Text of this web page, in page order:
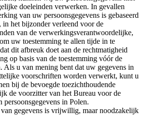
doeleinden verwerken. In gevallen
van uw persoonsgegevens is gebaseerd
in het bijzonder verleend voor de
van de verwerkingsverantwoordelijke,
uw toestemming te allen tijde in te
dit afbreuk doet aan de rechtmatigheid
op basis van de toestemming vóór de
Als u van mening bent dat uw gegevens in
voorschriften worden verwerkt, kunt u
bij de bevoegde toezichthoudende
de voorzitter van het Bureau voor de
persoonsgegevens in Polen.
gegevens is vrijwillig, maar noodzakelijk